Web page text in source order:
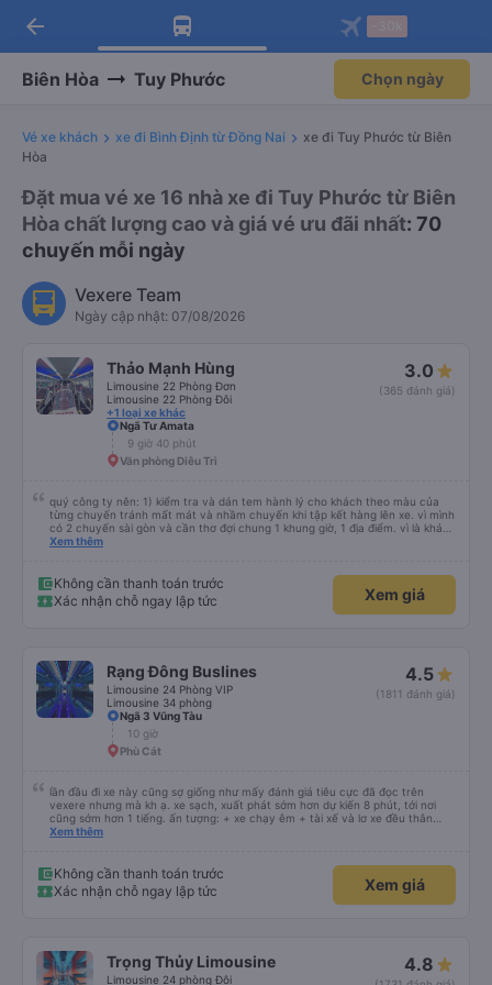
Tải app Vexere ngay!
Nhận ưu đãi thành viên độc
Mở app
Tải app Vexere
-30k/ghế khi đặt vé máy bay qua
Mở app
arrow_back
Biên Hòa Tuy Phước Chọn ngày
Vé xe khách xe đi Bình Định từ Đồng Nai
xe đi Tuy Phước từ Biên
Hòa
Đặt mua vé xe 16 nhà xe đi Tuy Phước từ Biên
Hòa chất lượng cao và giá vé ưu đãi nhất: 70
chuyến mỗi ngày
Vexere Team
Ngày cập nhật: 07/08/2026
Thảo Mạnh Hùng
Limousine 22 Phòng Đơn
Limousine 22 Phòng Đôi
+1 loại xe khác
3.0
(365 đánh giá)
Ngã Tư Amata
9 giờ 40 phút
Văn phòng Diêu Trì
quý công ty nên: 1) kiểm tra và dán tem hành lý cho khách theo màu của
từng chuyến tránh mất mát và nhầm chuyến khi tập kết hàng lên xe. vì mình
có 2 chuyến sài gòn và cần thơ đợi chung 1 khung giờ, 1 địa điểm. vì là khách
thân thiết của quý công ty nên rất hài lòng và tin tưởng. tuy nhiên rất mong
thì chắc chắn quy công ty là nhà xe được yêu thích và lựa chọn số 1 quy
nhơn. rất cảm ơn quý anh chị em cty cũng như chị Thảo đã lắng nghe và
tiếp nhận. " khách hàng thân thiết nhiều năm của nhà xe từ thời sinh viên"
Xem thêm
Không cần thanh toán trước
Xác nhận chỗ ngay lập tức
Xem giá
Rạng Đông Buslines
Limousine 24 Phòng VIP
Limousine 34 phòng
4.5
(1811 đánh giá)
Ngã 3 Vũng Tàu
10 giờ
Phù Cát
lần đầu đi xe này cũng sợ giống như mấy đánh giá tiêu cực đã đọc trên
vexere nhưng mà kh ạ. xe sạch, xuất phát sớm hơn dự kiến 8 phút, tới nơi
cũng sớm hơn 1 tiếng. ấn tượng: + xe chạy êm + tài xế và lơ xe đều thân
thiện dễ thương. thật ra cũng kh tiếp xúc nhiều+ lắm nhưng cá nhân mình
an sương, xe dừng đúng 3 lần (cả ăn tối) cho khách đi vệ sinh. cái hay ở đây
là khi gần tới chỗ ăn tối sẽ có loa thông báo, loa báo là dừng 30p nhưng thực
tế chỉ dừng khoảng 25p, chắc do khách đã lên đông đủ. tóm lại thì lần đầu đi
Xem thêm
Không cần thanh toán trước
Xác nhận chỗ ngay lập tức
Xem giá
Trọng Thủy Limousine
Limousine 24 phòng Đôi
4.8